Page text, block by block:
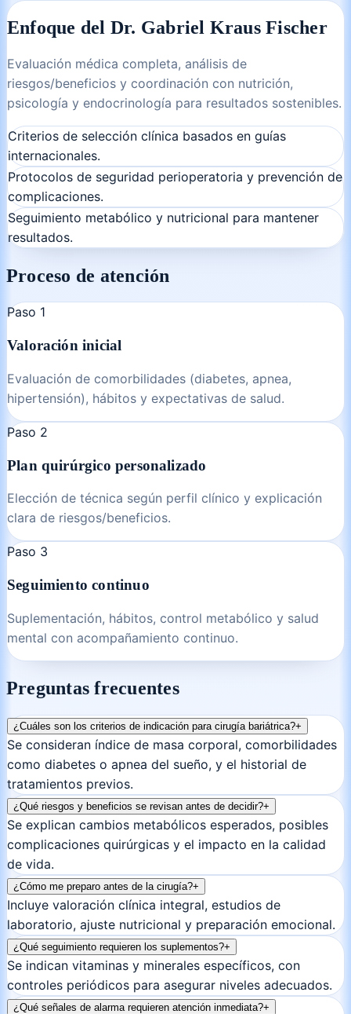
Enfoque del Dr. Gabriel Kraus Fischer
Evaluación médica completa, análisis de
riesgos/beneficios y coordinación con nutrición,
psicología y endocrinología para resultados sostenibles.
Criterios de selección clínica basados en guías
internacionales.
Protocolos de seguridad perioperatoria y prevención de
complicaciones.
Seguimiento metabólico y nutricional para mantener
resultados.
Proceso de atención
Paso 1
Valoración inicial
Evaluación de comorbilidades (diabetes, apnea,
hipertensión), hábitos y expectativas de salud.
Paso 2
Plan quirúrgico personalizado
Elección de técnica según perfil clínico y explicación
clara de riesgos/beneficios.
Paso 3
Seguimiento continuo
Suplementación, hábitos, control metabólico y salud
mental con acompañamiento continuo.
Preguntas frecuentes
¿Cuáles son los criterios de indicación para cirugía bariátrica?+
Se consideran índice de masa corporal, comorbilidades
como diabetes o apnea del sueño, y el historial de
tratamientos previos.
¿Qué riesgos y beneficios se revisan antes de decidir?+
Se explican cambios metabólicos esperados, posibles
complicaciones quirúrgicas y el impacto en la calidad
de vida.
¿Cómo me preparo antes de la cirugía?+
Incluye valoración clínica integral, estudios de
laboratorio, ajuste nutricional y preparación emocional.
¿Qué seguimiento requieren los suplementos?+
Se indican vitaminas y minerales específicos, con
controles periódicos para asegurar niveles adecuados.
¿Qué señales de alarma requieren atención inmediata?+